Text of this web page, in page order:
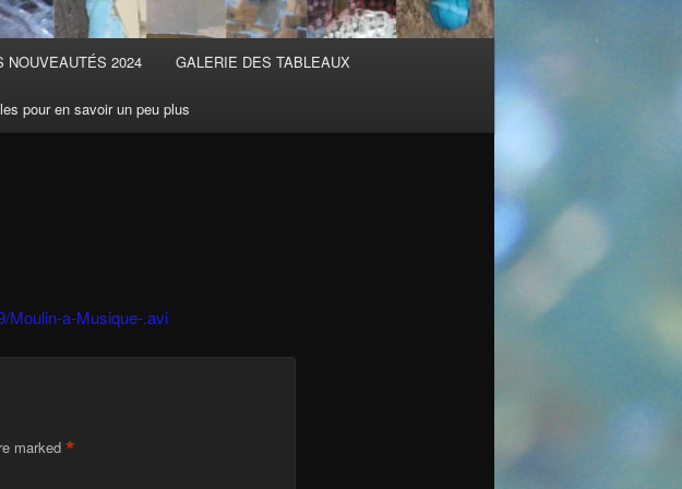
NOUVEAUTÉS 2024 GALERIE DES TABLEAUX
pour en savoir un peu plus
Moulin-a-Musique-.avi
marked *